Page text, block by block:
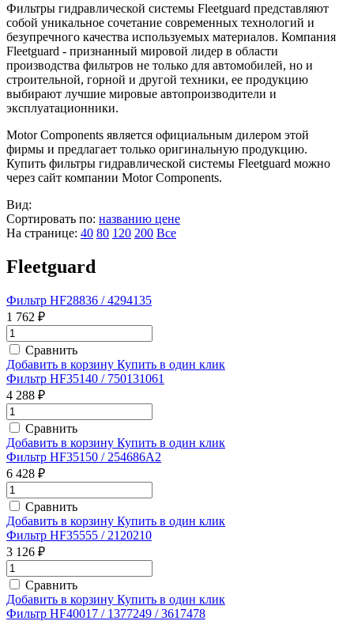
Фильтры гидравлической системы Fleetguard представляют
собой уникальное сочетание современных технологий и
безупречного качества используемых материалов. Компания
Fleetguard - признанный мировой лидер в области
производства фильтров не только для автомобилей, но и
строительной, горной и другой техники, ее продукцию
выбирают лучшие мировые автопроизводители и
эксплуатационники.
Motor Components является официальным дилером этой
фирмы и предлагает только оригинальную продукцию.
Купить фильтры гидравлической системы Fleetguard можно
через сайт компании Motor Components.
Вид:
Сортировать по: названию цене
На странице: 40 80 120 200 Все
Fleetguard
Фильтр HF28836 / 4294135
1 762 ₽
Сравнить
Добавить в корзину Купить в один клик
Фильтр HF35140 / 750131061
4 288 ₽
Сравнить
Добавить в корзину Купить в один клик
Фильтр HF35150 / 254686A2
6 428 ₽
Сравнить
Добавить в корзину Купить в один клик
Фильтр HF35555 / 2120210
3 126 ₽
Сравнить
Добавить в корзину Купить в один клик
Фильтр HF40017 / 1377249 / 3617478